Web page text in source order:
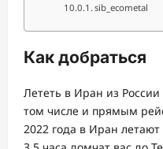
sib_ecometal
Как добраться
Лететь в Иран из
том числе и прямым
2022 года в Иран